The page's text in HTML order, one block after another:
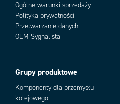
Ogólne warunki sprzedaży
Polityka prywatności
Przetwarzanie danych
OEM Sygnalista
Grupy produktowe
Komponenty dla przemysłu
kolejowego